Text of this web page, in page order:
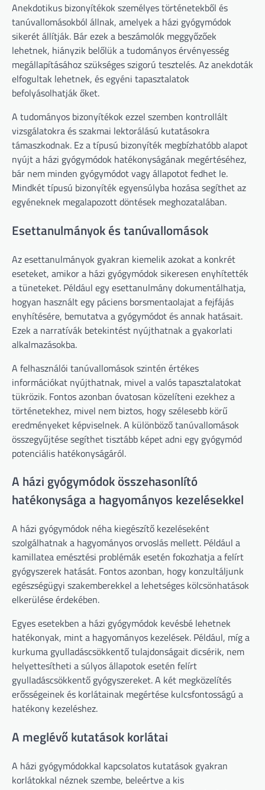
Anekdotikus bizonyítékok személyes történetekből és
tanúvallomásokból állnak, amelyek a házi gyógymódok
sikerét állítják. Bár ezek a beszámolók meggyőzőek
lehetnek, hiányzik belőlük a tudományos érvényesség
megállapításához szükséges szigorú tesztelés. Az anekdoták
elfogultak lehetnek, és egyéni tapasztalatok
befolyásolhatják őket.
A tudományos bizonyítékok ezzel szemben kontrollált
vizsgálatokra és szakmai lektorálású kutatásokra
támaszkodnak. Ez a típusú bizonyíték megbízhatóbb alapot
nyújt a házi gyógymódok hatékonyságának megértéséhez,
bár nem minden gyógymódot vagy állapotot fedhet le.
Mindkét típusú bizonyíték egyensúlyba hozása segíthet az
egyéneknek megalapozott döntések meghozatalában.
Esettanulmányok és tanúvallomások
Az esettanulmányok gyakran kiemelik azokat a konkrét
eseteket, amikor a házi gyógymódok sikeresen enyhítették
a tüneteket. Például egy esettanulmány dokumentálhatja,
hogyan használt egy páciens borsmentaolajat a fejfájás
enyhítésére, bemutatva a gyógymódot és annak hatásait.
Ezek a narratívák betekintést nyújthatnak a gyakorlati
alkalmazásokba.
A felhasználói tanúvallomások szintén értékes
információkat nyújthatnak, mivel a valós tapasztalatokat
tükrözik. Fontos azonban óvatosan közelíteni ezekhez a
történetekhez, mivel nem biztos, hogy szélesebb körű
eredményeket képviselnek. A különböző tanúvallomások
összegyűjtése segíthet tisztább képet adni egy gyógymód
potenciális hatékonyságáról.
A házi gyógymódok összehasonlító
hatékonysága a hagyományos kezelésekkel
A házi gyógymódok néha kiegészítő kezeléseként
szolgálhatnak a hagyományos orvoslás mellett. Például a
kamillatea emésztési problémák esetén fokozhatja a felírt
gyógyszerek hatását. Fontos azonban, hogy konzultáljunk
egészségügyi szakemberekkel a lehetséges kölcsönhatások
elkerülése érdekében.
Egyes esetekben a házi gyógymódok kevésbé lehetnek
hatékonyak, mint a hagyományos kezelések. Például, míg a
kurkuma gyulladáscsökkentő tulajdonságait dicsérik, nem
helyettesítheti a súlyos állapotok esetén felírt
gyulladáscsökkentő gyógyszereket. A két megközelítés
erősségeinek és korlátainak megértése kulcsfontosságú a
hatékony kezeléshez.
A meglévő kutatások korlátai
A házi gyógymódokkal kapcsolatos kutatások gyakran
korlátokkal néznek szembe, beleértve a kis